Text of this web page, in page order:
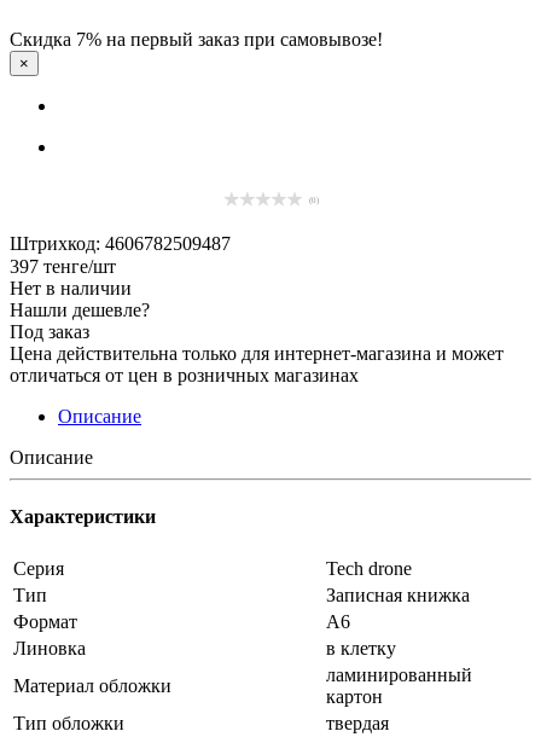
Скидка 7% на первый заказ при самовывозе!
×
(0)
Штрихкод: 4606782509487
397 тенге/шт
Нет в наличии
Нашли дешевле?
Под заказ
Цена действительна только для интернет-магазина и может
отличаться от цен в розничных магазинах
Описание
Описание
Характеристики
Серия
Tech drone
Тип
Записная книжка
Формат
А6
Линовка
в клетку
Материал обложки
ламинированный
картон
Тип обложки
твердая